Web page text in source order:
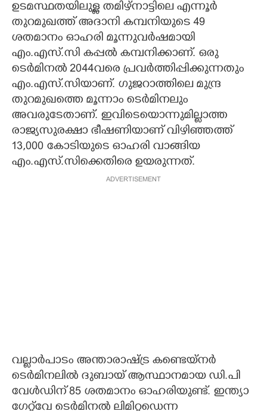
LITERATURE
ZOOM
CONTACT US
ഉടമസ്ഥതയിലുള്ള തമിഴ്നാട്ടിലെ എന്നൂർ
തുറമുഖത്ത് അദാനി കമ്പനിയുടെ 49
ശതമാനം ഓഹരി മൂന്നുവർഷമായി
എം.എസ്.സി കപ്പൽ കമ്പനിക്കാണ്. ഒരു
ടെർമിനൽ 2044വരെ പ്രവർത്തിപ്പിക്കുന്നതും
എം.എസ്.സിയാണ്. ഗുജറാത്തിലെ മുന്ദ്ര
തുറമുഖത്തെ മൂന്നാം ടെർമിനലും
അവരുടേതാണ്. ഇവിടെയൊന്നുമില്ലാത്ത
രാജ്യസുരക്ഷാ ഭീഷണിയാണ് വിഴിഞ്ഞത്ത്
13,000 കോടിയുടെ ഓഹരി വാങ്ങിയ
എം.എസ്.സിക്കെതിരെ ഉയരുന്നത്.
ADVERTISEMENT
വല്ലാർപാടം അന്താരാഷ്ട്ര കണ്ടെയ്നർ
ടെർമിനലിൽ ദുബായ് ആസ്ഥാനമായ ഡി.പി
വേൾഡിന് 85 ശതമാനം ഓഹരിയുണ്ട്. ഇന്ത്യാ
ഗേറ്റ്‌വേ ടെർമിനൽ ലിമിറ്റഡെന്ന